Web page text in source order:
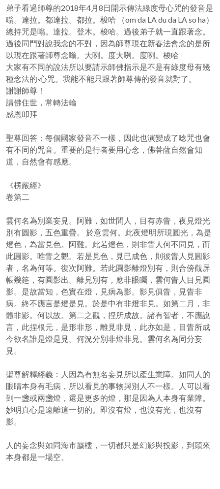
弟子看過師尊的2018年4月8日開示傳法綠度母心咒的發音是
嗡。達拉。都達拉。都拉。梭哈 （om da LA du da LA so ha）
總持咒是嗡。達拉。登木。梭哈。過後弟子就一直跟著念。
過後同門對說我念的不對，因為師尊現在新春法會念的是所
以現在跟著師尊念嗡。大咧。度大咧。度咧。梭哈
大家有不同的說法所以要請示師佛指示是不是有綠度母有幾
種念法的·心咒。我能不能只跟著師尊傳的發音就對了。
謝謝師尊！
請佛住世，常轉法輪
感恩叩拜
聖尊回答：每個國家發音不一樣，因此也演變成了唸咒也會
有不同的咒音。重要的是行者要用心念，佛菩薩自然會知
道，自然會有感應。
《楞嚴經》
卷第二
雲何名為別業妄見。阿難，如世間人，目有赤眚，夜見燈光
別有圓影，五色重疊。 於意雲何。此夜燈明所現圓光，為是
燈色，為當見色。阿難。此若燈色，則非眚人何不同見，而
此圓影。唯眚之觀。若是見色，見已成色，則彼眚人見圓影
者，名為何等。復次阿難。若此圓影離燈別有，則合傍觀屏
帳幾筵，有圓影出。離見別有，應非眼矚，雲何眚人目見圓
影。是故當知，色實在燈，見病為影。影見俱眚，見眚非
病。終不應言是燈是見。於是中有非燈非見。如第二月，非
體非影。何以故。第二之觀，捏所成故。諸有智者，不應說
言，此捏根元，是形非形，離見非見，此亦如是，目眚所成
今欲名誰是燈是見。何況分別非燈非見。雲何名為同分妄
見。
聖尊解釋經義：人因為有無名妄見所以產生業障。如同人的
眼睛本身有毛病，所以看見的事物與別人不一樣。人可以看
到一盞或兩盞燈，還是更多的燈，那是因為人本身有業障。
妙明真心是遠離這一切的。即沒有燈，也沒有光，也沒有
影。
人的妄念與如同海市蜃樓，一切都只是幻影與投影，到頭來
本身都是一場空。